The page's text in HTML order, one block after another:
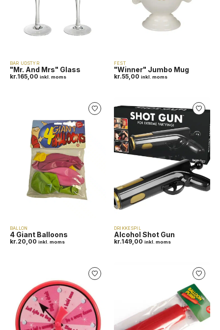
BAR UDSTYR
"Mr. And Mrs" Glass
kr.165,00 inkl. moms
FEST
"Winner" Jumbo Mug
kr.55,00 inkl. moms
BALLON
4 Giant Balloons
kr.20,00 inkl. moms
DRIKKESPIL
Alcohol Shot Gun
kr.149,00 inkl. moms